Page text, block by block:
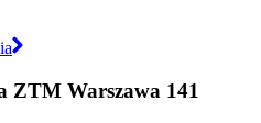
ZTM Warszawa 141